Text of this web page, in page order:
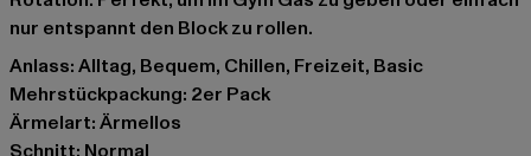
nur entspannt den Block zu rollen.
Anlass: Alltag, Bequem, Chillen, Freizeit, Basic
Mehrstückpackung: 2er Pack
Ärmelart: Ärmellos